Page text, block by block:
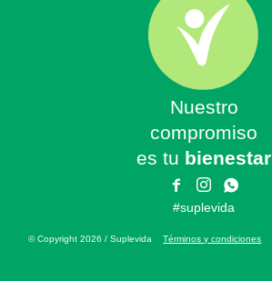
Nuestro
compromiso
es tu bienestar
 

#suplevida
© Copyright 2026 / SuplevidaTérminos y condiciones